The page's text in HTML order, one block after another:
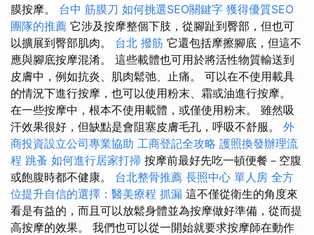
膜按摩。 台中 筋膜刀 如何挑選SEO關鍵字 獲得優質SEO
團隊的推薦 它涉及按摩整個下肢，從腳趾到臀部，但也可
以擴展到臀部肌肉。 台北 撥筋 它還包括摩擦腳底，但這不
應與腳底按摩混淆。 這些載體也可用於將活性物質輸送到
皮膚中，例如抗炎、肌肉鬆弛、止痛。 可以在不使用載具
的情況下進行按摩，也可以使用粉末、霜或油進行按摩。
在一些按摩中，根本不使用載體，或僅使用粉末。 雖然吸
汗效果很好，但缺點是會阻塞皮膚毛孔，呼吸不舒服。 外
商投資設立公司專業協助 工商登記全攻略 護照換發辦理流
程 跳蚤 如何進行居家打掃 按摩前最好先吃一頓便餐－空腹
或飽腹時都不健康。 台北整骨推薦 長照中心 單人房 全方
位提升自信的選擇：醫美療程 抓漏 這不僅從衛生的角度來
看是有益的，而且可以放鬆身體並為按摩做好準備，從而提
高按摩的效果。 我們也可以從一開始就要求按摩師在動作